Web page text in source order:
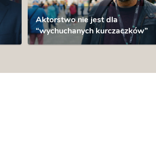
Aktorstwo nie jest dla
“wychuchanych kurczaczków”